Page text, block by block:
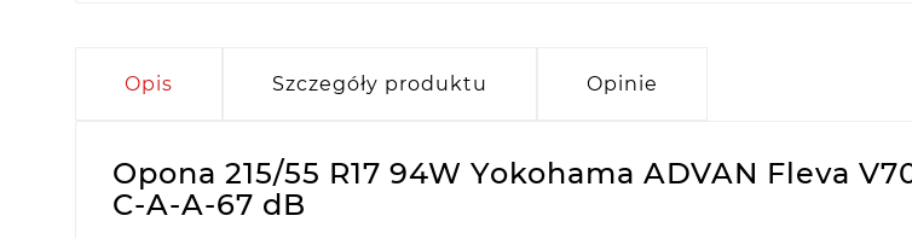
Opis Szczegóły produktu Opinie
Opona 215/55 R17 94W Yokohama ADVAN Fleva
C-A-A-67 dB